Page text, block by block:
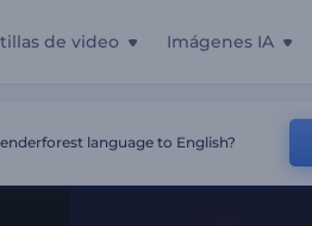
de video Imágenes IA
language to English?